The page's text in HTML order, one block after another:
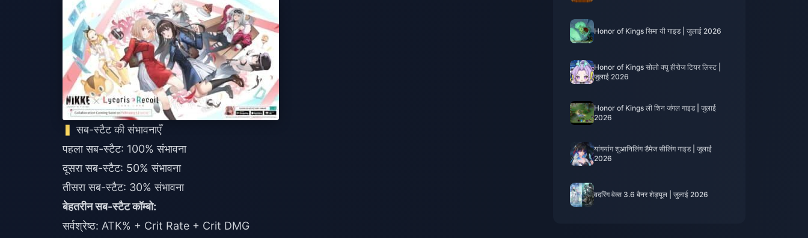
सब-स्टैट की संभावनाएँ
पहला सब-स्टैट: 100% संभावना
दूसरा सब-स्टैट: 50% संभावना
तीसरा सब-स्टैट: 30% संभावना
बेहतरीन सब-स्टैट कॉम्बो:
सर्वश्रेष्ठ: ATK% + Crit Rate + Crit DMG
Honor of Kings सिमा यी गाइड | जुलाई 2026
Honor of Kings सोलो क्यु हीरोज टियर लिस्ट |
जुलाई 2026
Honor of Kings ली शिन जंगल गाइड | जुलाई
2026
यांगयांग शुआनिलिंग डैमेज सीलिंग गाइड | जुलाई
2026
वदरिंग वेव्स 3.6 बैनर शेड्यूल | जुलाई 2026